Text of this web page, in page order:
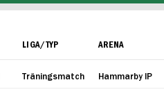
LIGA/TYP ARENA
Träningsmatch Hammarby IP